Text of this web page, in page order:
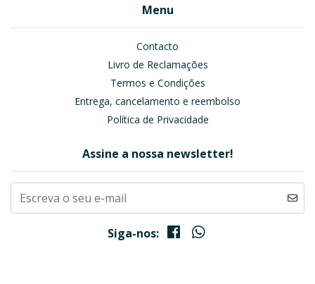
Menu
Contacto
Livro de Reclamações
Termos e Condições
Entrega, cancelamento e reembolso
Política de Privacidade
Assine a nossa newsletter!
Siga-nos: